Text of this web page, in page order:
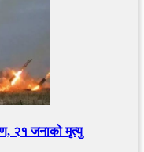
२१ जनाको मृत्यु